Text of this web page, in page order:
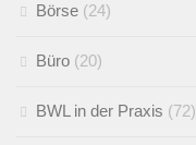
Börse (24)
Büro (20)
BWL in der Praxis (72)